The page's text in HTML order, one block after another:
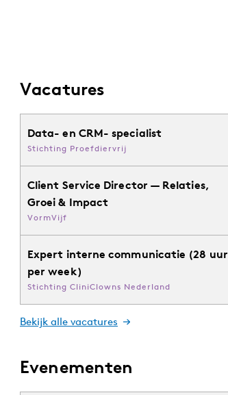
Vacatures
Data- en CRM- specialist
Stichting Proefdiervrij
Client Service Director — Relaties,
Groei & Impact
VormVijf
Expert interne communicatie (28 uur
per week)
Stichting CliniClowns Nederland
Bekijk alle vacatures
Evenementen